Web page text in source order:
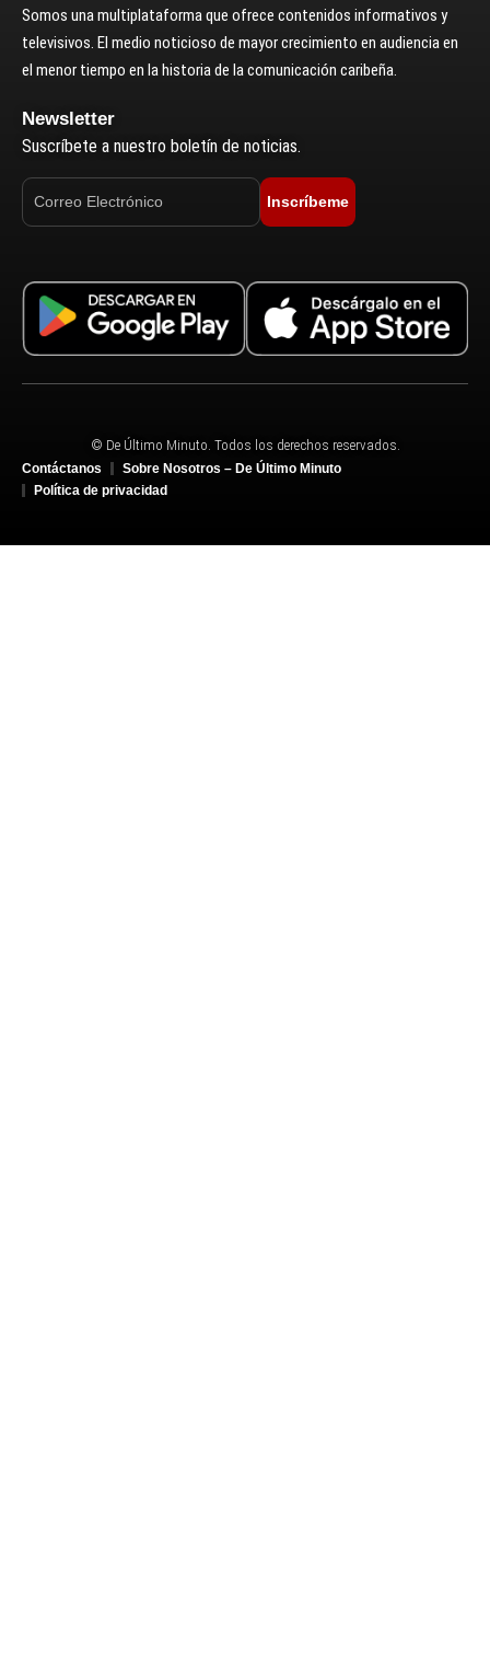
Somos una multiplataforma que ofrece contenidos informativos y
televisivos. El medio noticioso de mayor crecimiento en audiencia en
el menor tiempo en la historia de la comunicación caribeña.
Newsletter
Suscríbete a nuestro boletín de noticias.
Inscríbeme
© De Último Minuto. Todos los derechos reservados.
Contáctanos
Sobre Nosotros – De Último Minuto
Política de privacidad